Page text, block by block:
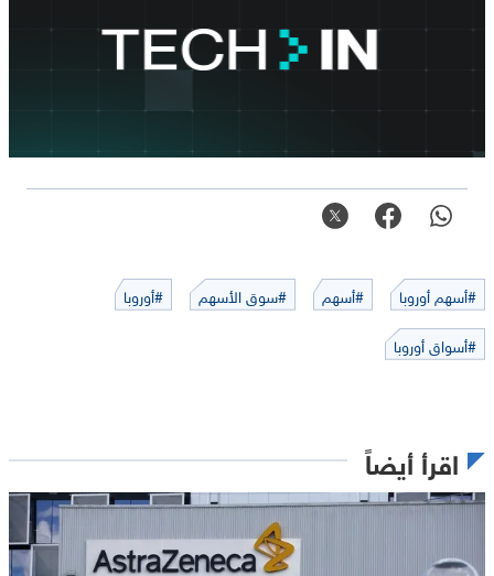
#أسهم أوروبا #أسهم #سوق الأسهم
#أوروبا
#أسواق أوروبا
اقرأ أيضاً